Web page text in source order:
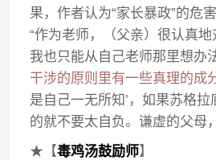
果，作者认为“家长暴政”的危
“作为老师，（父亲）很认真
我也只能从自己老师那里想
干涉的原则里有一些真理的成
是自己一无所知’，如果苏格
的就不要太自负。谦虚的父母
★【毒鸡汤鼓励师】